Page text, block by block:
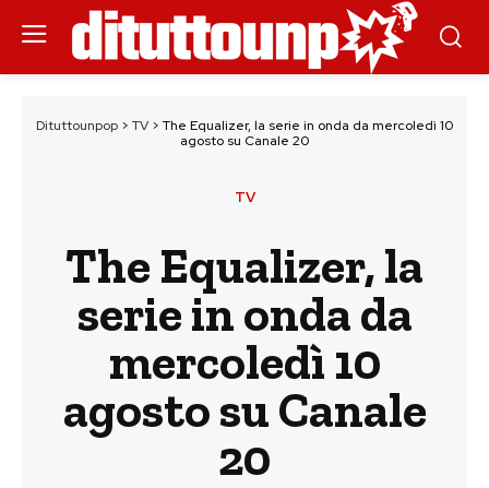
Dituttounpop > TV > The Equalizer, la serie in onda da mercoledì 10
agosto su Canale 20
TV
The Equalizer, la
serie in onda da
mercoledì 10
agosto su Canale
20